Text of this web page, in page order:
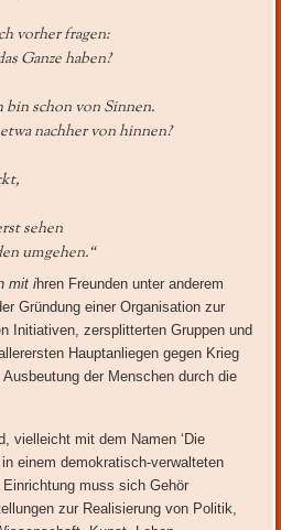
vorher fragen:
Ganze haben?
bin schon von Sinnen.
nachher von hinnen?
sehen
umgehen.“
mit ihren Freunden unter anderem
Gründung einer Organisation zur
Initiativen, zersplitterten Gruppen und
Hauptanliegen gegen Krieg
der Menschen durch die
vielleicht mit dem Namen ‘Die
einem demokratisch-verwalteten
muss sich Gehör
zur Realisierung von Politik,